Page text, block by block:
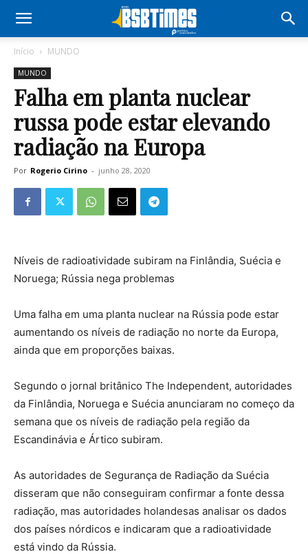
Início MUNDO
MUNDO
Falha em planta nuclear
russa pode estar elevando
radiação na Europa
Por Rogerio Cirino - junho 28, 2020
Níveis de radioatividade subiram na Finlândia, Suécia e
Noruega; Rússia nega problemas
Uma falha em uma planta nuclear na Rússia pode estar
aumentando os níveis de radiação no norte da Europa,
ainda que em proporções baixas.
Segundo o jornal britânico The Independent, autoridades
da Finlândia, Noruega e Suécia anunciaram no começo da
semana que os níveis de radiação pela região da
Escandinávia e Ártico subiram.
As autoridades de Segurança de Radiação da Suécia
disseram que não conseguiram confirmar a fonte dessa
radiação, mas autoridades holandesas analisar os dados
dos países nórdicos e indicaram que a radioatividade
está vindo da Rússia.